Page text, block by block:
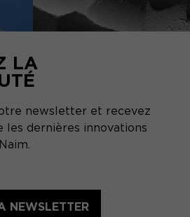
LA
newsletter et recevez
les dernières innovations
NEWSLETTER